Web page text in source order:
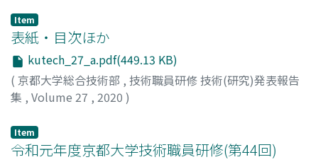
Item
表紙・目次ほか
kutech_27_a.pdf(449.13 KB)
( 京都大学総合技術部 , 技術職員研修 技術(研究)発表報告
集 , Volume 27 , 2020 )
Item
令和元年度京都大学技術職員研修(第44回)